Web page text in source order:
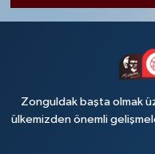
Zonguldak başta olmak
ülkemizden önemli